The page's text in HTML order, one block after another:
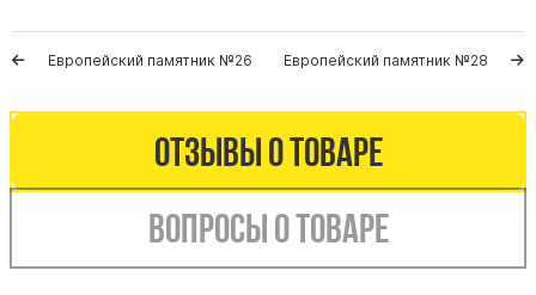
Буквы из латуни
Цоколь из гранита
Ограды из чугуна
Столбы для ограды чугун
Столы и лавки
Европейский памятник №26 Европейский памятник №28
Отзывы о товаре
Вопросы о товаре